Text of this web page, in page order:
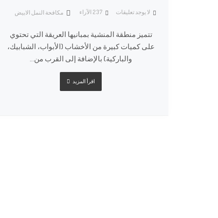
مكافحة النمل الابيض لا يوجد تعليقات الآراء
تتميز منطقة المنشية بمبانيها العريقة التي تحتوي
على كميات كبيرة من الأخشاب (الأبواب، الشبابيك،
والباركية) بالإضافة إلى القرب من...
اقرأ المزيد